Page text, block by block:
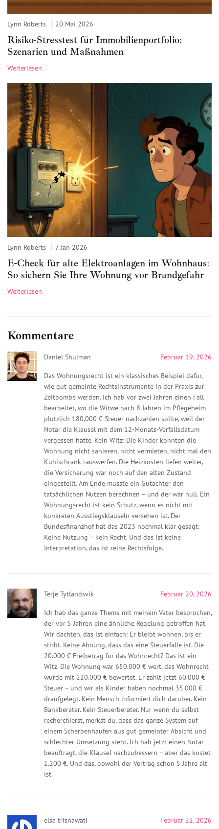
Lynn Roberts 20 Mai 2026
Risiko-Stresstest für Immobilienportfolio:
Szenarien und Maßnahmen
Weiterlesen
Lynn Roberts 7 Jan 2026
E-Check für alte Elektroanlagen im Wohnhaus:
So sichern Sie Ihre Wohnung vor Brandgefahr
Weiterlesen
Kommentare
Daniel Shulman Februar 19, 2026
Das Wohnungsrecht ist ein klassisches Beispiel dafür,
wie gut gemeinte Rechtsinstrumente in der Praxis zur
Zeitbombe werden. Ich hab vor zwei Jahren einen Fall
bearbeitet, wo die Witwe nach 8 Jahren im Pflegeheim
plötzlich 180.000 € Steuer nachzahlen sollte, weil der
Notar die Klausel mit dem 12-Monats-Verfallsdatum
vergessen hatte. Kein Witz: Die Kinder konnten die
Wohnung nicht sanieren, nicht vermieten, nicht mal den
Kühlschrank rauswerfen. Die Heizkosten liefen weiter,
die Versicherung war noch auf den alten Zustand
eingestellt. Am Ende musste ein Gutachter den
tatsächlichen Nutzen berechnen – und der war null. Ein
Wohnungsrecht ist kein Schutz, wenn es nicht mit
konkreten Ausstiegsklauseln versehen ist. Der
Bundesfinanzhof hat das 2023 nochmal klar gesagt:
Keine Nutzung = kein Recht. Und das ist keine
Interpretation, das ist reine Rechtsfolge.
Terje Tytlandsvik Februar 20, 2026
Ich hab das ganze Thema mit meinem Vater besprochen,
der vor 5 Jahren eine ähnliche Regelung getroffen hat.
Wir dachten, das ist einfach: Er bleibt wohnen, bis er
stirbt. Keine Ahnung, dass das eine Steuerfalle ist. Die
20.000 € Freibetrag für das Wohnrecht? Das ist ein
Witz. Die Wohnung war 650.000 € wert, das Wohnrecht
wurde mit 220.000 € bewertet. Er zahlt jetzt 60.000 €
Steuer – und wir als Kinder haben nochmal 35.000 €
draufgelegt. Kein Mensch informiert dich darüber. Kein
Bankberater. Kein Steuerberater. Nur wenn du selbst
recherchierst, merkst du, dass das ganze System auf
einem Scherbenhaufen aus gut gemeinter Absicht und
schlechter Umsetzung steht. Ich hab jetzt einen Notar
beauftragt, die Klausel nachzubessern – aber das kostet
1.200 €. Und das, obwohl der Vertrag schon 5 Jahre alt
ist.
elsa trisnawati Februar 22, 2026